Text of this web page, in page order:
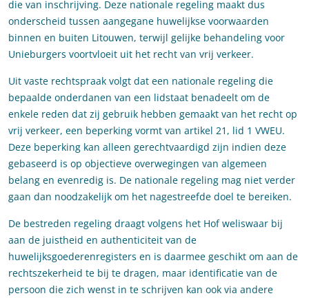
die van inschrijving. Deze nationale regeling maakt dus
onderscheid tussen aangegane huwelijkse voorwaarden
binnen en buiten Litouwen, terwijl gelijke behandeling voor
Unieburgers voortvloeit uit het recht van vrij verkeer.
Uit vaste rechtspraak volgt dat een nationale regeling die
bepaalde onderdanen van een lidstaat benadeelt om de
enkele reden dat zij gebruik hebben gemaakt van het recht op
vrij verkeer, een beperking vormt van artikel 21, lid 1 VWEU.
Deze beperking kan alleen gerechtvaardigd zijn indien deze
gebaseerd is op objectieve overwegingen van algemeen
belang en evenredig is. De nationale regeling mag niet verder
gaan dan noodzakelijk om het nagestreefde doel te bereiken.
De bestreden regeling draagt volgens het Hof weliswaar bij
aan de juistheid en authenticiteit van de
huwelijksgoederenregisters en is daarmee geschikt om aan de
rechtszekerheid te bij te dragen, maar identificatie van de
persoon die zich wenst in te schrijven kan ook via andere